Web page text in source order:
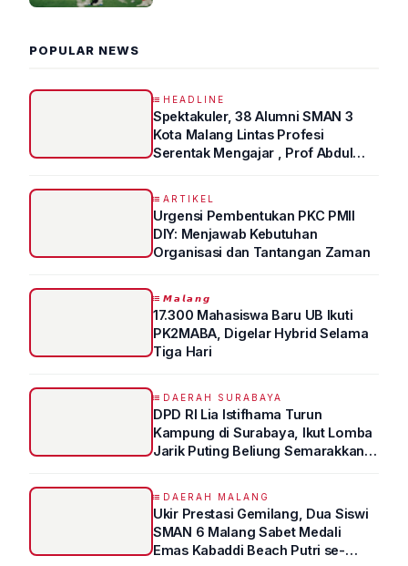
POPULAR NEWS
HEADLINE
Spektakuler, 38 Alumni SMAN 3
Kota Malang Lintas Profesi
Serentak Mengajar , Prof Abdul
ARTIKEL
Urgensi Pembentukan PKC PMII
DIY: Menjawab Kebutuhan
Organisasi dan Tantangan Zaman
𝙈𝙖𝙡𝙖𝙣𝙜
17.300 Mahasiswa Baru UB Ikuti
PK2MABA, Digelar Hybrid Selama
Tiga Hari
DAERAH SURABAYA
DPD RI Lia Istifhama Turun
Kampung di Surabaya, Ikut Lomba
Jarik Puting Beliung Semarakkan
DAERAH MALANG
Ukir Prestasi Gemilang, Dua Siswi
SMAN 6 Malang Sabet Medali
Emas Kabaddi Beach Putri se-